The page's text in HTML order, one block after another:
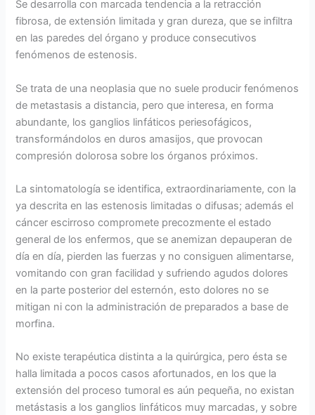
Se desarrolla con marcada tendencia a la retracción
fibrosa, de extensión limitada y gran dureza, que se infiltra
en las paredes del órgano y produce consecutivos
fenómenos de estenosis.
Se trata de una neoplasia que no suele producir fenómenos
de metastasis a distancia, pero que interesa, en forma
abundante, los ganglios linfáticos periesofágicos,
transformándolos en duros amasijos, que provocan
compresión dolorosa sobre los órganos próximos.
La sintomatología se identifica, extraordinariamente, con la
ya descrita en las estenosis limitadas o difusas; además el
cáncer escirroso compromete precozmente el estado
general de los enfermos, que se anemizan depauperan de
día en día, pierden las fuerzas y no consiguen alimentarse,
vomitando con gran facilidad y sufriendo agudos dolores
en la parte posterior del esternón, esto dolores no se
mitigan ni con la administración de preparados a base de
morfina.
No existe terapéutica distinta a la quirúrgica, pero ésta se
halla limitada a pocos casos afortunados, en los que la
extensión del proceso tumoral es aún pequeña, no existan
metástasis a los ganglios linfáticos muy marcadas, y sobre